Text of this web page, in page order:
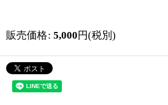
販売価格: 5,000 円(税別)